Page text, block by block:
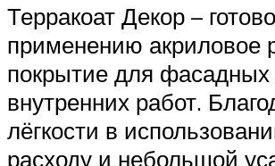
Терракоат Декор –
применению акриловое
покрытие для фасадных
внутренних работ.
лёгкости в
расходу и небольшой